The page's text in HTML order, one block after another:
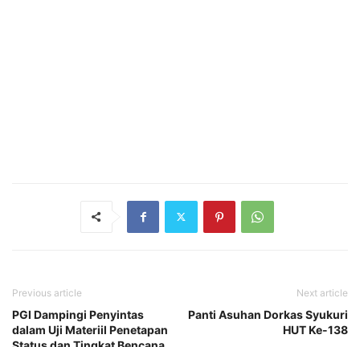
Previous article
PGI Dampingi Penyintas
dalam Uji Materiil Penetapan
Next article
Panti Asuhan Dorkas Syukuri
HUT Ke-138